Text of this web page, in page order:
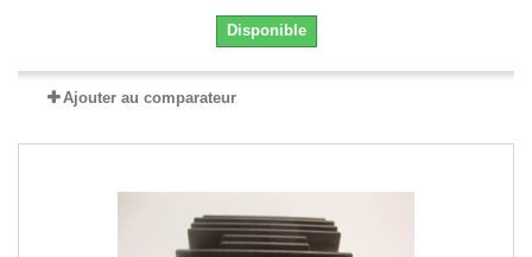
Disponible
Ajouter au comparateur